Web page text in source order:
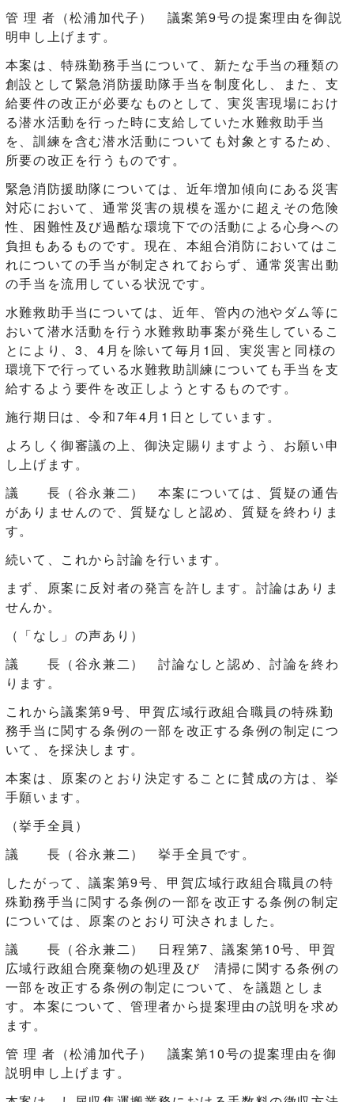
管 理 者（松浦加代子） 議案第9号の提案理由を御説
明申し上げます。
本案は、特殊勤務手当について、新たな手当の種類の
創設として緊急消防援助隊手当を制度化し、また、支
給要件の改正が必要なものとして、実災害現場におけ
る潜水活動を行った時に支給していた水難救助手当
を、訓練を含む潜水活動についても対象とするため、
所要の改正を行うものです。
緊急消防援助隊については、近年増加傾向にある災害
対応において、通常災害の規模を遥かに超えその危険
性、困難性及び過酷な環境下での活動による心身への
負担もあるものです。現在、本組合消防においてはこ
れについての手当が制定されておらず、通常災害出動
の手当を流用している状況です。
水難救助手当については、近年、管内の池やダム等に
おいて潜水活動を行う水難救助事案が発生しているこ
とにより、3、4月を除いて毎月1回、実災害と同様の
環境下で行っている水難救助訓練についても手当を支
給するよう要件を改正しようとするものです。
施行期日は、令和7年4月1日としています。
よろしく御審議の上、御決定賜りますよう、お願い申
し上げます。
議 長（谷永兼二） 本案については、質疑の通告
がありませんので、質疑なしと認め、質疑を終わりま
す。
続いて、これから討論を行います。
まず、原案に反対者の発言を許します。討論はありま
せんか。
（「なし」の声あり）
議 長（谷永兼二） 討論なしと認め、討論を終わ
ります。
これから議案第9号、甲賀広域行政組合職員の特殊勤
務手当に関する条例の一部を改正する条例の制定につ
いて、を採決します。
本案は、原案のとおり決定することに賛成の方は、挙
手願います。
（挙手全員）
議 長（谷永兼二） 挙手全員です。
したがって、議案第9号、甲賀広域行政組合職員の特
殊勤務手当に関する条例の一部を改正する条例の制定
については、原案のとおり可決されました。
議 長（谷永兼二） 日程第7、議案第10号、甲賀
広域行政組合廃棄物の処理及び 清掃に関する条例の
一部を改正する条例の制定について、を議題としま
す。本案について、管理者から提案理由の説明を求め
ます。
管 理 者（松浦加代子） 議案第10号の提案理由を御
説明申し上げます。